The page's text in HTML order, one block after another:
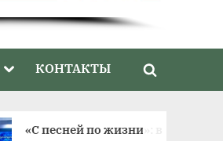
Toggle
menu
КОНТАКТЫ
Toggle
«С песней по жизни»: в